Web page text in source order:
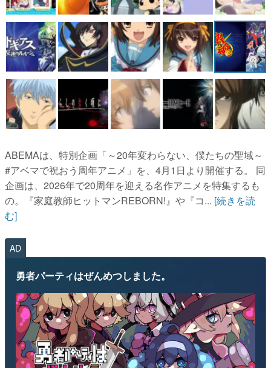
女性向け
アプリレビュー
その他
電ファミニコゲーマーとは？
運営：株式会社マレ
ABEMAは、特別企画「～20年変わらない、僕たちの聖域～
#アベマで祝おう周年アニメ」を、4月1日より開催する。 同
企画は、2026年で20周年を迎える名作アニメを特集するも
の。『家庭教師ヒットマンREBORN!』や『コ... [続きを読
む]
AD
勇者パーティはぜんめつしました。